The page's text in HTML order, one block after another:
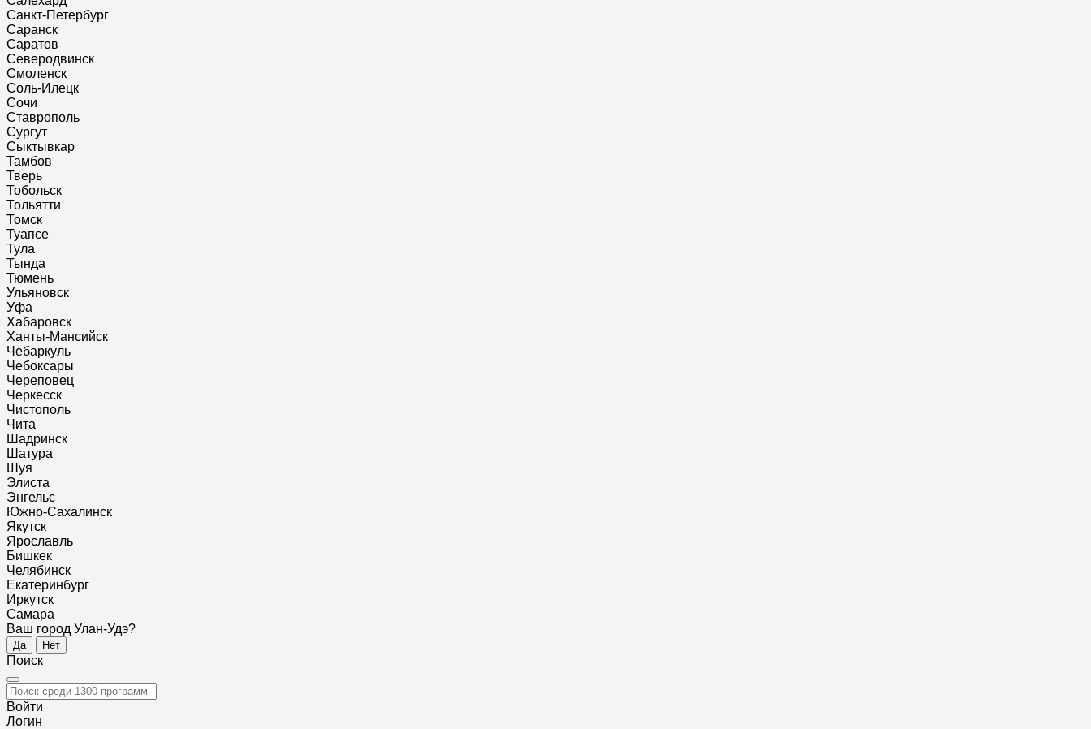
Санкт-Петербург
Саранск
Саратов
Северодвинск
Смоленск
Соль-Илецк
Сочи
Ставрополь
Сургут
Сыктывкар
Тамбов
Тверь
Тобольск
Тольятти
Томск
Туапсе
Тула
Тында
Тюмень
Ульяновск
Уфа
Хабаровск
Ханты-Мансийск
Чебаркуль
Чебоксары
Череповец
Черкесск
Чистополь
Чита
Шадринск
Шатура
Шуя
Элиста
Энгельс
Южно-Сахалинск
Якутск
Ярославль
Бишкек
Челябинск
Екатеринбург
Иркутск
Самара
Ваш город Улан-Удэ?
Да Нет
Поиск
Войти
Логин